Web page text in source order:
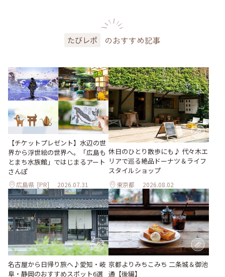
たびレポ のおすすめ記事
【チケットプレゼント】水辺の世
界から浮世絵の世界へ。「広島も
とまち水族館」ではじまるアート
さんぽ
広島県 [PR] 2026.07.31
休日のひとり散歩にも♪ 代々木エ
リアで巡る絶品ドーナツ＆ライフ
スタイルショップ
東京都 2026.08.02
名古屋から日帰り旅へ♪愛知・岐
阜・静岡のおすすめスポット6選
京都よりみちこみち 二条城＆御池
通【後編】